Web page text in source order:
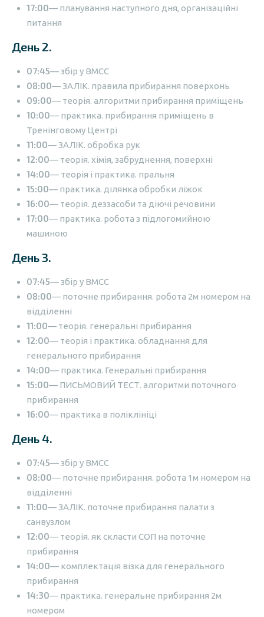
17:00— планування наступного дня, організаційні
питання
День 2.
07:45— збір у ВМСС
08:00— ЗАЛІК. правила прибирання поверхонь
09:00— теорія. алгоритми прибирання приміщень
10:00— практика. прибирання приміщень в
Тренінговому Центрі
11:00— ЗАЛІК. обробка рук
12:00— теорія. хімія, забруднення, поверхні
14:00— теорія і практика. пральня
15:00— практика. ділянка обробки ліжок
16:00— теорія. деззасоби та діючі речовини
17:00— практика. робота з підлогомийною
машиною
День 3.
07:45— збір у ВМСС
08:00— поточне прибирання. робота 2м номером на
відділенні
11:00— теорія. генеральні прибирання
12:00— теорія і практика. обладнання для
генерального прибирання
14:00— практика. Генеральні прибирання
15:00— ПИСЬМОВИЙ ТЕСТ. алгоритми поточного
прибирання
16:00— практика в поліклініці
День 4.
07:45— збір у ВМСС
08:00— поточне прибирання. робота 1м номером на
відділенні
11:00— ЗАЛІК. поточне прибирання палати з
санвузлом
12:00— теорія. як скласти СОП на поточне
прибирання
14:00— комплектація візка для генерального
прибирання
14:30— практика. генеральне прибирання 2м
номером